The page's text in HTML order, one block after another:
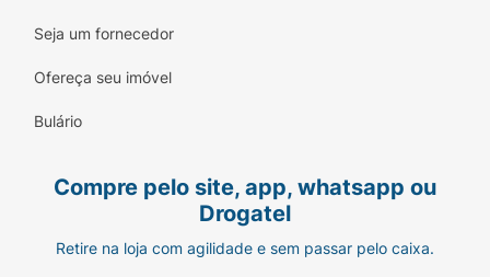
Seja um fornecedor
Ofereça seu imóvel
Bulário
Compre pelo site, app, whatsapp ou
Drogatel
Retire na loja com agilidade e sem passar pelo caixa.